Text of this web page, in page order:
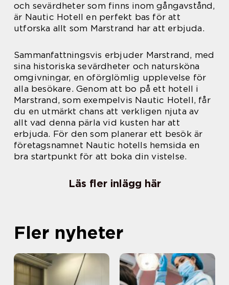
och sevärdheter som finns inom gångavstånd,
är Nautic Hotell en perfekt bas för att
utforska allt som Marstrand har att erbjuda.
Sammanfattningsvis erbjuder Marstrand, med
sina historiska sevärdheter och natursköna
omgivningar, en oförglömlig upplevelse för
alla besökare. Genom att bo på ett hotell i
Marstrand, som exempelvis Nautic Hotell, får
du en utmärkt chans att verkligen njuta av
allt vad denna pärla vid kusten har att
erbjuda. För den som planerar ett besök är
företagsnamnet Nautic hotells hemsida en
bra startpunkt för att boka din vistelse.
Läs fler inlägg här
Fler nyheter